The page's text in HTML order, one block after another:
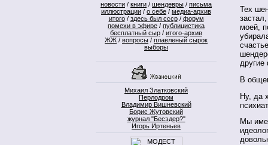
новости / книги / шендевры / письма
иллюстрации / о себе / медиа-архив
итого/ здесь был ссср/ форум
помехи в эфире / публицистика
бесплатный сыр / итого-архив
ЖЖ / вопросы / плавленый сырок
выборы
Михаил Златковский
Перлодром
Владимир Вишневский
Борис Жутовский
журнал "Бесэдер?"
Игорь Иртеньев
Тех
моей,
В
Ну, да
Мы